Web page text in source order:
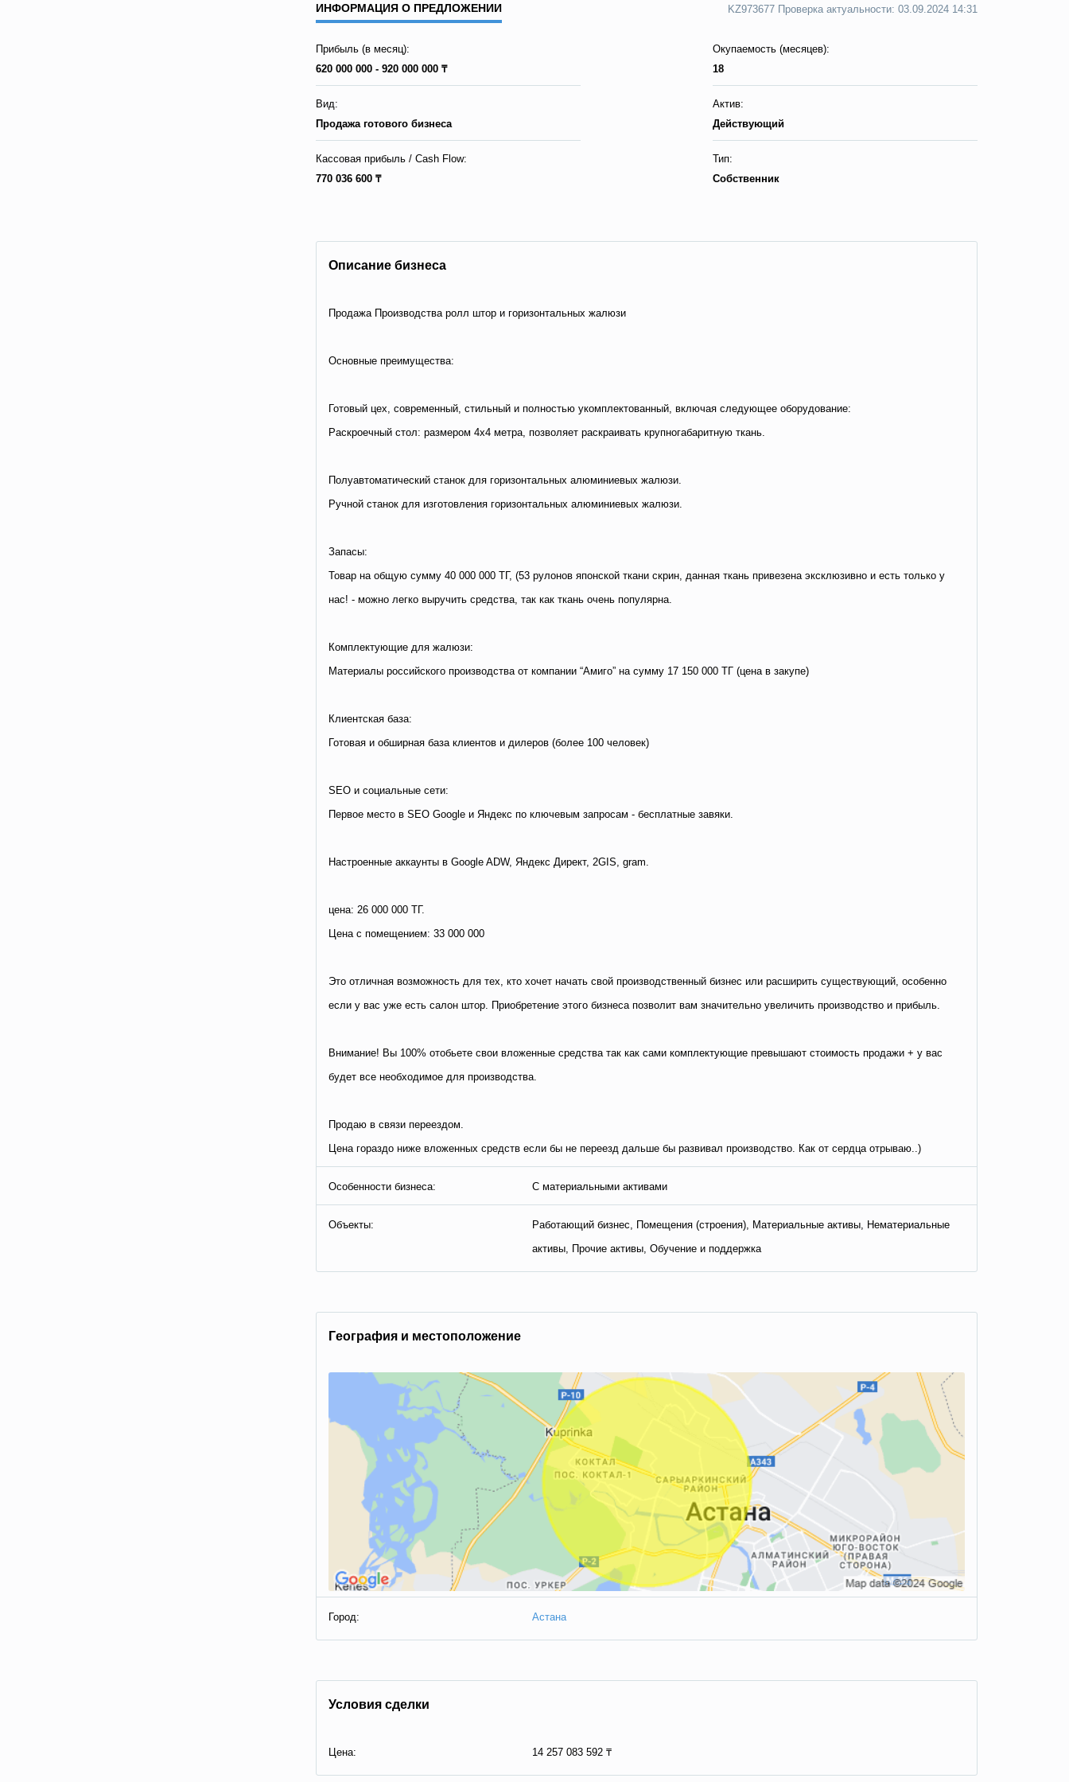
ИНФОРМАЦИЯ О ПРЕДЛОЖЕНИИ KZ973677 Пpoвepкa aктyaльнocти: 03.09.2024 14:31
Прибыль (в месяц):
620 000 000 - 920 000 000 ₸
Вид:
Продажа готового бизнеса
Кассовая прибыль / Сash Flow:
770 036 600 ₸
Окупаемость (месяцев):
18
Актив:
Действующий
Тип:
Собственник
Описание бизнеса
Продажа Производства ролл штор и горизонтальных жалюзи
Основные преимущества:
Готовый цех, современный, стильный и полностью укомплектованный, включая следующее оборудование:
Раскроечный стол: размером 4х4 метра, позволяет раскраивать крупногабаритную ткань.
Полуавтоматический станок для горизонтальных алюминиевых жалюзи.
Ручной станок для изготовления горизонтальных алюминиевых жалюзи.
Запасы:
Товар на общую сумму 40 000 000 ТГ, (53 рулонов японской ткани скрин, данная ткань привезена эксклюзивно и есть только у
нас! - можно легко выручить средства, так как ткань очень популярна.
Комплектующие для жалюзи:
Материалы российского производства от компании “Амиго” на сумму 17 150 000 ТГ (цена в закупе)
Клиентская база:
Готовая и обширная база клиентов и дилеров (более 100 человек)
SEO и социальные сети:
Первое место в SEO Google и Яндекс по ключевым запросам - бесплатные завяки.
Настроенные аккаунты в Google ADW, Яндекс Директ, 2GIS, gram.
цена: 26 000 000 ТГ.
Цена с помещением: 33 000 000
Это отличная возможность для тех, кто хочет начать свой производственный бизнес или расширить существующий, особенно
если у вас уже есть салон штор. Приобретение этого бизнеса позволит вам значительно увеличить производство и прибыль.
Внимание! Вы 100% отобьете свои вложенные средства так как сами комплектующие превышают стоимость продажи + у вас
будет все необходимое для производства.
Продаю в связи переездом.
Цена гораздо ниже вложенных средств если бы не переезд дальше бы развивал производство. Как от сердца отрываю..)
Особенности бизнеса: С материальными активами
Объекты:
Работающий бизнес, Помещения (строения), Материальные активы, Нематериальные
активы, Прочие активы, Обучение и поддержка
Гeoгpaфия и мecтoпoлoжeниe
Город: Астана
Условия сделки
Цена: 14 257 083 592 ₸